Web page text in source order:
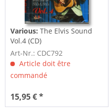
Various:The Elvis Sound
Vol.4 (CD)
Art-Nr.: CDC792
Article doit être
commandé
15,95 € *